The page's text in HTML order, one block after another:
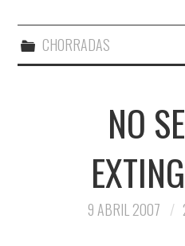
CHORRADAS
NO
9 ABRIL 2007